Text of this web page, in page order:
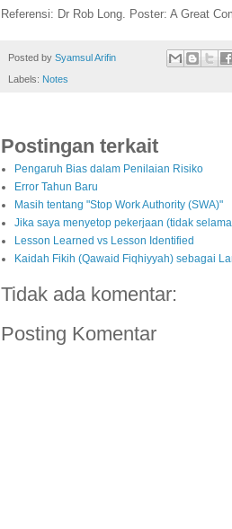
Referensi: Dr Rob Long. Poster: A Great
Posted by Syamsul Arifin
Labels: Notes
Postingan terkait
Pengaruh Bias dalam Penilaian Risiko
Error Tahun Baru
Masih tentang "Stop Work Authority (SWA)"
Jika saya menyetop pekerjaan (tidak
Lesson Learned vs Lesson Identified
Kaidah Fikih (Qawaid Fiqhiyyah) sebagai
Tidak ada komentar:
Posting Komentar